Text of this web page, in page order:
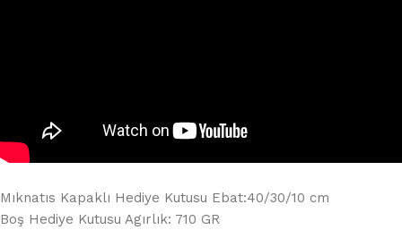
Mıknatıs Kapaklı Hediye Kutusu Ebat:40/30/10 cm
Boş Hediye Kutusu Agırlık: 710 GR